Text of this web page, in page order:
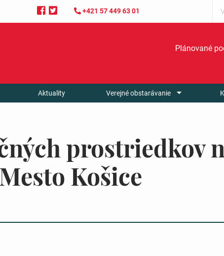
+421 57 449 63 01
Plánované
Aktuality Verejné obstarávanie
prostriedkov
Košice